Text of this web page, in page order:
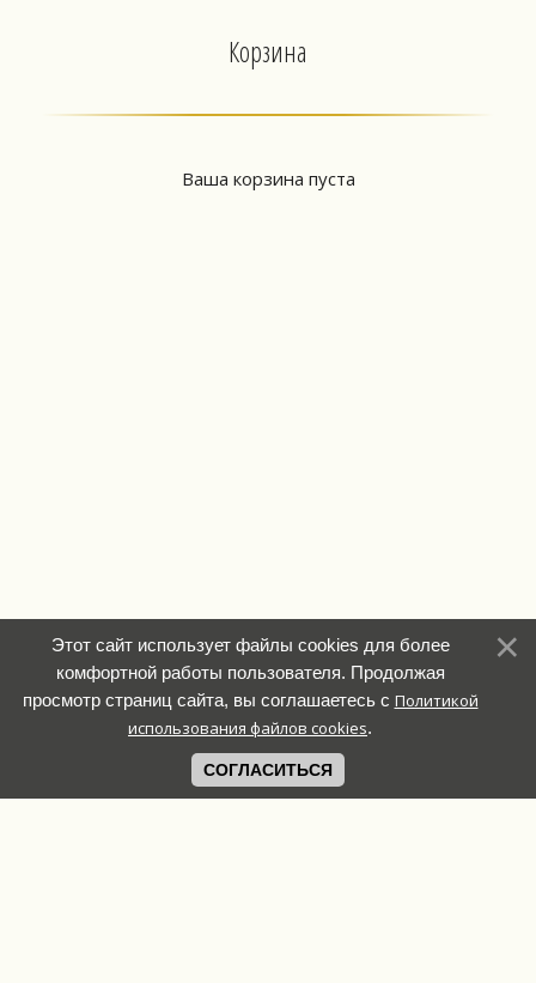
Корзина
Ваша корзина пуста
Этот сайт использует файлы cookies для более
комфортной работы пользователя. Продолжая
просмотр страниц сайта, вы соглашаетесь с Политикой
использования файлов cookies.
СОГЛАСИТЬСЯ